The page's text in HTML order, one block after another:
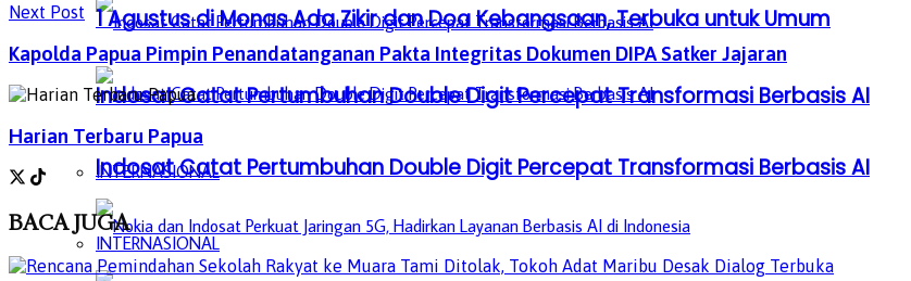
Indosat Catat Pertumbuhan Double Digit Percepat Transformasi Berbasis AI
INTERNASIONAL
1 Agustus di Monas Ada Zikir dan Doa Kebangsaan, Terbuka untuk Umum
Indosat Catat Pertumbuhan Double Digit Percepat Transformasi Berbasis AI
INTERNASIONAL
Next Post
Kapolda Papua Pimpin Penandatanganan Pakta Integritas Dokumen DIPA Satker Jajaran
Harian Terbaru Papua
BACAJUGA